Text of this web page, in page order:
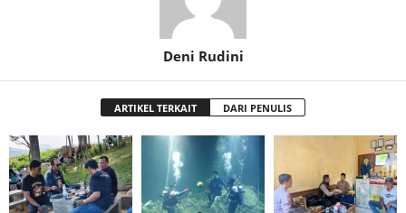
Deni Rudini
ARTIKEL TERKAIT DARI PENULIS